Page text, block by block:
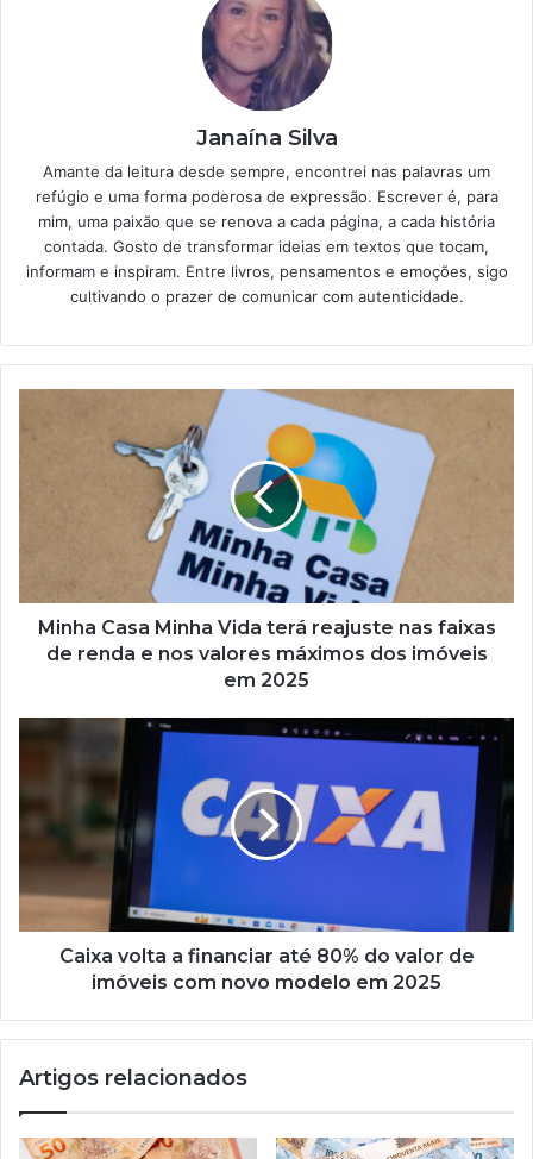
Janaína Silva
Amante da leitura desde sempre, encontrei nas palavras um
refúgio e uma forma poderosa de expressão. Escrever é, para
mim, uma paixão que se renova a cada página, a cada história
contada. Gosto de transformar ideias em textos que tocam,
informam e inspiram. Entre livros, pensamentos e emoções, sigo
cultivando o prazer de comunicar com autenticidade.
de
renda
em
2025
Minha Casa Minha Vida terá reajuste nas faixas
de renda e nos valores máximos dos imóveis
em 2025
Caixa
valor
de
imóveis
2025
Caixa volta a financiar até 80% do valor de
imóveis com novo modelo em 2025
Artigos relacionados